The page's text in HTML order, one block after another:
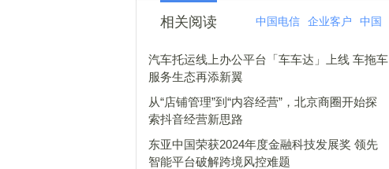
相关阅读 中国电信 企业客户 中国
汽车托运线上办公平台「车车达」上线 车拖车
服务生态再添新翼
从“店铺管理”到“内容经营”，北京商圈开始探
索抖音经营新思路
东亚中国荣获2024年度金融科技发展奖 领先
智能平台破解跨境风控难题